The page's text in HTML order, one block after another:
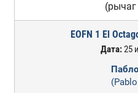
EOFN 1 El
Дата:25